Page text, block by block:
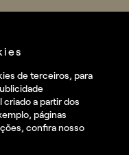
de terceiros, para
a partir dos
páginas
confira nosso